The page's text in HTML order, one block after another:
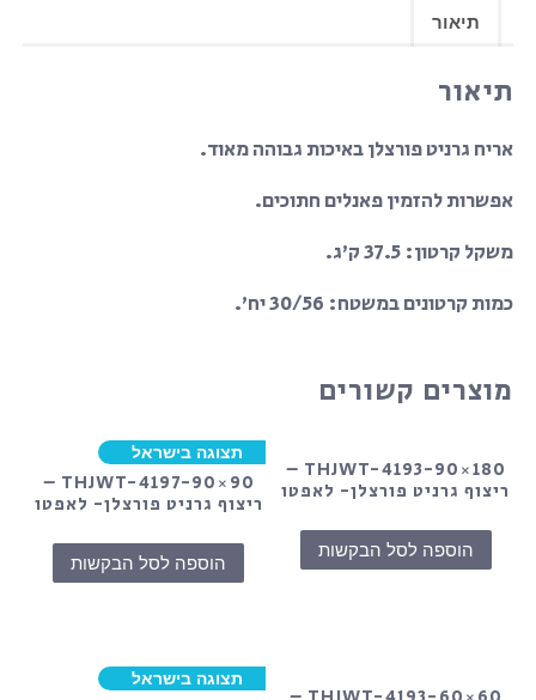
תיאור
תיאור
אריח גרניט פורצלן באיכות גבוהה מאוד.
אפשרות להזמין פאנלים חתוכים.
משקל קרטון: 37.5 ק’ג.
כמות קרטונים במשטח: 30/56 יח’.
מוצרים קשורים
THJWT-4193-90×180 –
ריצוף גרניט פורצלן- לאפטו
הוספה לסל הבקשות
תצוגה בישראל
THJWT-4197-90×90 –
ריצוף גרניט פורצלן- לאפטו
הוספה לסל הבקשות
תצוגה בישראל